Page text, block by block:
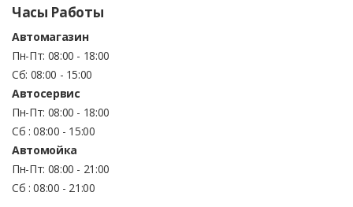
Часы Работы
Автомагазин
Пн-Пт: 08:00 - 18:00
Сб: 08:00 - 15:00
Автосервис
Пн-Пт: 08:00 - 18:00
Сб : 08:00 - 15:00
Автомойка
Пн-Пт: 08:00 - 21:00
Сб : 08:00 - 21:00